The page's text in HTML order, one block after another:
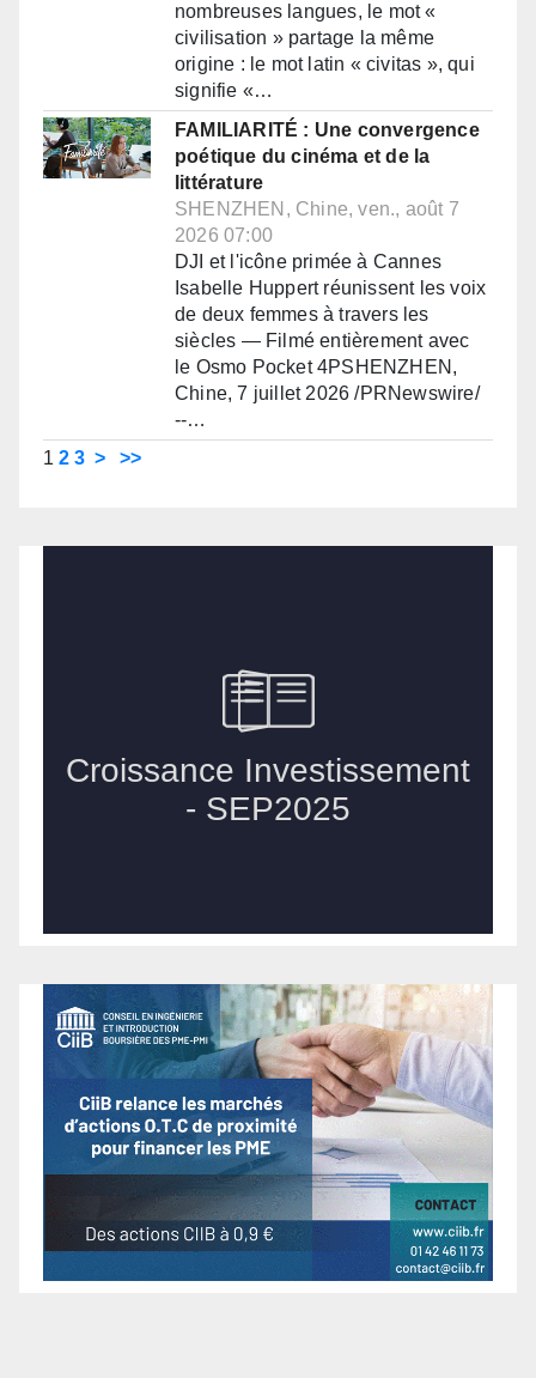
nombreuses langues, le mot «
civilisation » partage la même
origine : le mot latin « civitas », qui
signifie «…
FAMILIARITÉ : Une convergence
poétique du cinéma et de la
littérature
SHENZHEN, Chine, ven., août 7
2026 07:00
DJI et l'icône primée à Cannes
Isabelle Huppert réunissent les voix
de deux femmes à travers les
siècles — Filmé entièrement avec
le Osmo Pocket 4PSHENZHEN,
Chine, 7 juillet 2026 /PRNewswire/
--…
1 2 3 > >>